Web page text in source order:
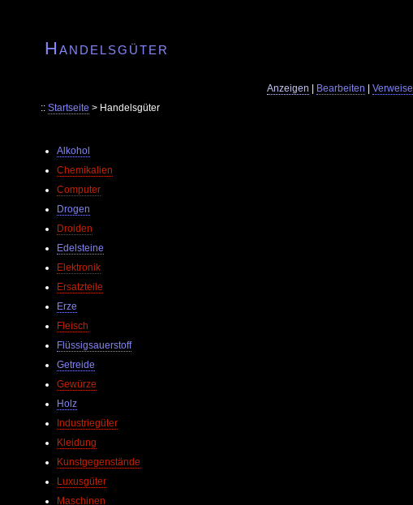
Handelsgüter
Anzeigen Bearbeiten Verweise
:: Startseite > Handelsgüter
Alkohol
Chemikalien
Computer
Drogen
Droiden
Edelsteine
Elektronik
Ersatzteile
Erze
Fleisch
Flüssigsauerstoff
Getreide
Gewürze
Holz
Industriegüter
Kleidung
Kunstgegenstände
Luxusgüter
Maschinen